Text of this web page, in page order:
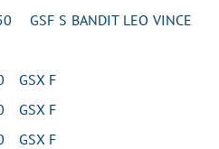
S BANDIT LEO VINCE
GSX F
GSX F
GSX F